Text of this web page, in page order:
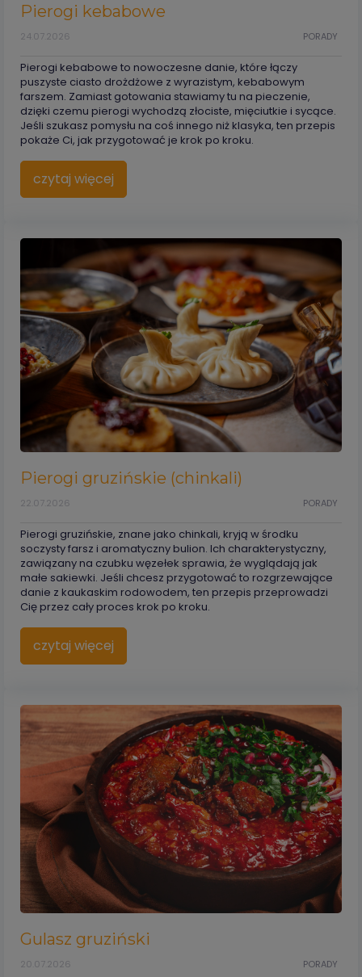
Pierogi kebabowe
PORADY
24.07.2026
Pierogi kebabowe to nowoczesne danie, które łączy
puszyste ciasto drożdżowe z wyrazistym, kebabowym
farszem. Zamiast gotowania stawiamy tu na pieczenie,
dzięki czemu pierogi wychodzą złociste, mięciutkie i sycące.
Jeśli szukasz pomysłu na coś innego niż klasyka, ten przepis
pokaże Ci, jak przygotować je krok po kroku.
czytaj więcej
Pierogi gruzińskie (chinkali)
PORADY
22.07.2026
Pierogi gruzińskie, znane jako chinkali, kryją w środku
soczysty farsz i aromatyczny bulion. Ich charakterystyczny,
zawiązany na czubku węzełek sprawia, że wyglądają jak
małe sakiewki. Jeśli chcesz przygotować to rozgrzewające
danie z kaukaskim rodowodem, ten przepis przeprowadzi
Cię przez cały proces krok po kroku.
czytaj więcej
Gulasz gruziński
PORADY
20.07.2026